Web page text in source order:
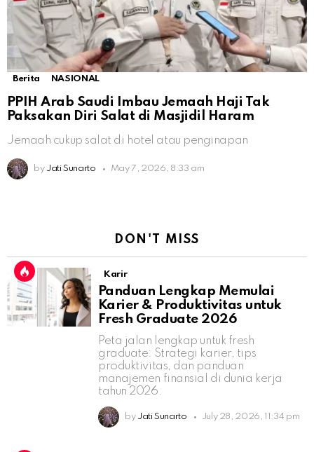
Berita NASIONAL
PPIH Arab Saudi Imbau Jemaah Haji Tak
Paksakan Diri Salat di Masjidil Haram
Jemaah cukup salat di hotel atau penginapan
by Jati Sunarto May 7, 2026, 8:33 am
DON'T MISS
Karir
Panduan Lengkap Memulai
Karier & Produktivitas untuk
Fresh Graduate 2026
Peta jalan lengkap untuk fresh
graduate: Strategi karier, tips
produktivitas, dan panduan
manajemen finansial di dunia kerja
tahun 2026.
by Jati Sunarto July 28, 2026, 11:34 pm